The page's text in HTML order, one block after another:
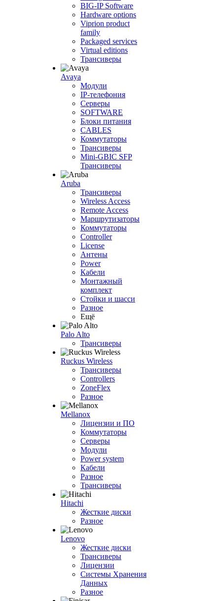
BIG-IP Software
Hardware options
Viprion product
family
Packaged services
Virtual editions
Трансиверы
Avaya
Модули
IP-телефония
Серверы
SOFTWARE
Блоки питания
CABLES
Коммутаторы
Трансиверы
Mini-GBIC SFP
Трансиверы
Aruba
Трансиверы
Wireless Access
Remote Access
Маршрутизаторы
Коммутаторы
Controller
License
Антены
Power
Кабели
Монтажный
комплект
Стойки и шасси
Разное
Ещё
Palo Alto
Трансиверы
Ruckus Wireless
Трансиверы
Controllers
ZoneFlex
Разное
Mellanox
Лицензии и ПО
Коммутаторы
Серверы
Модули
Power system
Кабели
Разное
Трансиверы
Hitachi
Жесткие диски
Разное
Lenovo
Жесткие диски
Трансиверы
Лицензии
Системы Хранения
Данных
Разное